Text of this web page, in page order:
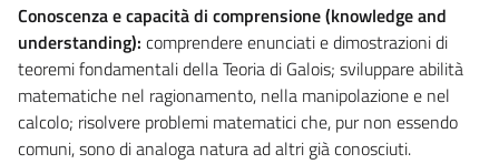
Conoscenza e capacità di comprensione (knowledge and
understanding): comprendere enunciati e dimostrazioni di
teoremi fondamentali della Teoria di Galois; sviluppare abilità
matematiche nel ragionamento, nella manipolazione e nel
calcolo; risolvere problemi matematici che, pur non essendo
comuni, sono di analoga natura ad altri già conosciuti.